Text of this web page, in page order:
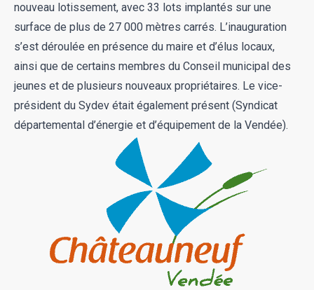
nouveau lotissement, avec 33 lots implantés sur une
surface de plus de 27 000 mètres carrés. L’inauguration
s’est déroulée en présence du maire et d’élus locaux,
ainsi que de certains membres du Conseil municipal des
jeunes et de plusieurs nouveaux propriétaires. Le vice-
président du Sydev était également présent (Syndicat
départemental d’énergie et d’équipement de la Vendée).